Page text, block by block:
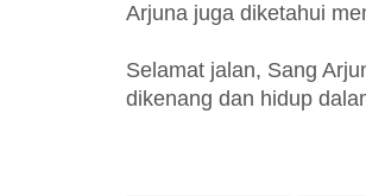
Arjuna juga diketahui
Selamat jalan, Sang
dikenang dan hidup